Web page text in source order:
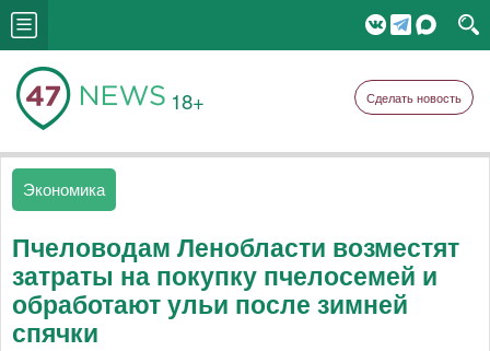
18+ Сделать новость
Экономика
Пчеловодам Ленобласти возместят
затраты на покупку пчелосемей и
обработают ульи после зимней
спячки